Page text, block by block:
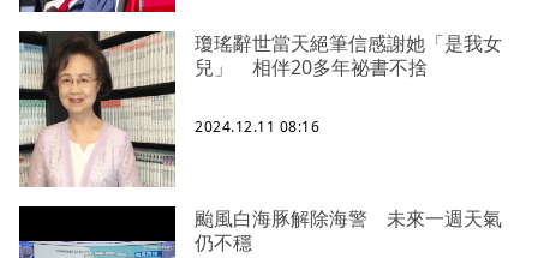
瓊瑤辭世當天絕筆信感謝她「是我女
兒」 相伴20多年祕書不捨
2024.12.11 08:16
颱風白海豚解除海警 未來一週天氣
仍不穩